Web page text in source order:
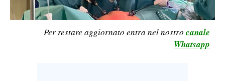
LAVORO
Per restare aggiornato entra nel nostro canale
Whatsapp